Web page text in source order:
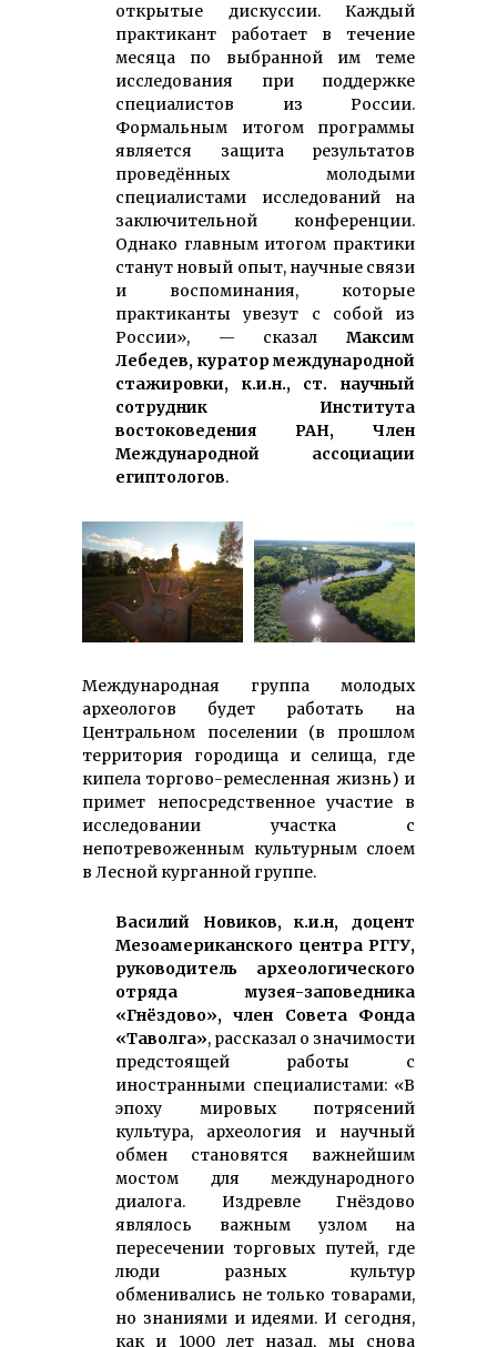
открытые дискуссии. Каждый
практикант работает в течение
месяца по выбранной им теме
исследования при поддержке
специалистов из России.
Формальным итогом программы
является защита результатов
проведённых молодыми
специалистами исследований на
заключительной конференции.
Однако главным итогом практики
станут новый опыт, научные связи
и воспоминания, которые
практиканты увезут с собой из
России», — сказал Максим
Лебедев, куратор международной
стажировки, к.и.н., ст. научный
сотрудник Института
востоковедения РАН, Член
Международной ассоциации
египтологов.
Международная группа молодых
археологов будет работать на
Центральном поселении (в прошлом
территория городища и селища, где
кипела торгово-ремесленная жизнь) и
примет непосредственное участие в
исследовании участка с
непотревоженным культурным слоем
в Лесной курганной группе.
Василий Новиков, к.и.н, доцент
Мезоамериканского центра РГГУ,
руководитель археологического
отряда музея-заповедника
«Гнёздово», член Совета Фонда
«Таволга», рассказал о значимости
предстоящей работы с
иностранными специалистами: «В
эпоху мировых потрясений
культура, археология и научный
обмен становятся важнейшим
мостом для международного
диалога. Издревле Гнёздово
являлось важным узлом на
пересечении торговых путей, где
люди разных культур
обменивались не только товарами,
но знаниями и идеями. И сегодня,
как и 1000 лет назад, мы снова